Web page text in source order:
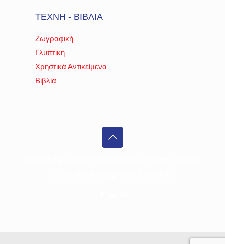
ΤΕΧΝΗ - ΒΙΒΛΙΑ
Ζωγραφική
Γλυπτική
Χρηστικά Αντικείμενα
Βιβλία